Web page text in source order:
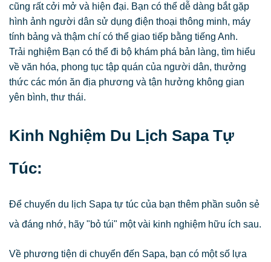
cũng rất cởi mở và hiện đại. Bạn có thể dễ dàng bắt gặp
hình ảnh người dân sử dụng điện thoại thông minh, máy
tính bảng và thậm chí có thể giao tiếp bằng tiếng Anh.
Trải nghiệm Bạn có thể đi bộ khám phá bản làng, tìm hiểu
về văn hóa, phong tục tập quán của người dân, thưởng
thức các món ăn địa phương và tận hưởng không gian
yên bình, thư thái.
Kinh Nghiệm Du Lịch Sapa Tự
Túc:
Để chuyến du lịch Sapa tự túc của bạn thêm phần suôn sẻ
và đáng nhớ, hãy "bỏ túi" một vài kinh nghiệm hữu ích sau.
Về phương tiện di chuyển đến Sapa, bạn có một số lựa